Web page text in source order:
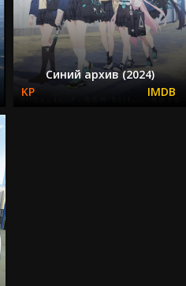
Синий архив (2024)